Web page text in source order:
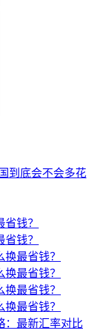
到底会不会多花
钱？
钱？
最省钱？
最省钱？
最省钱？
最省钱？
：最新汇率对比